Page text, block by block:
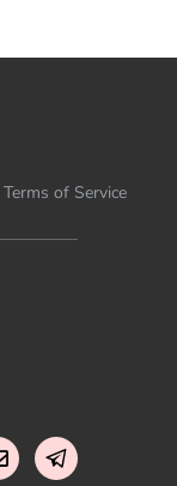
Terms of Service